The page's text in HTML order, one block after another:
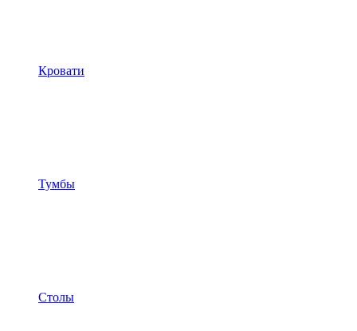
Кровати
Тумбы
Столы